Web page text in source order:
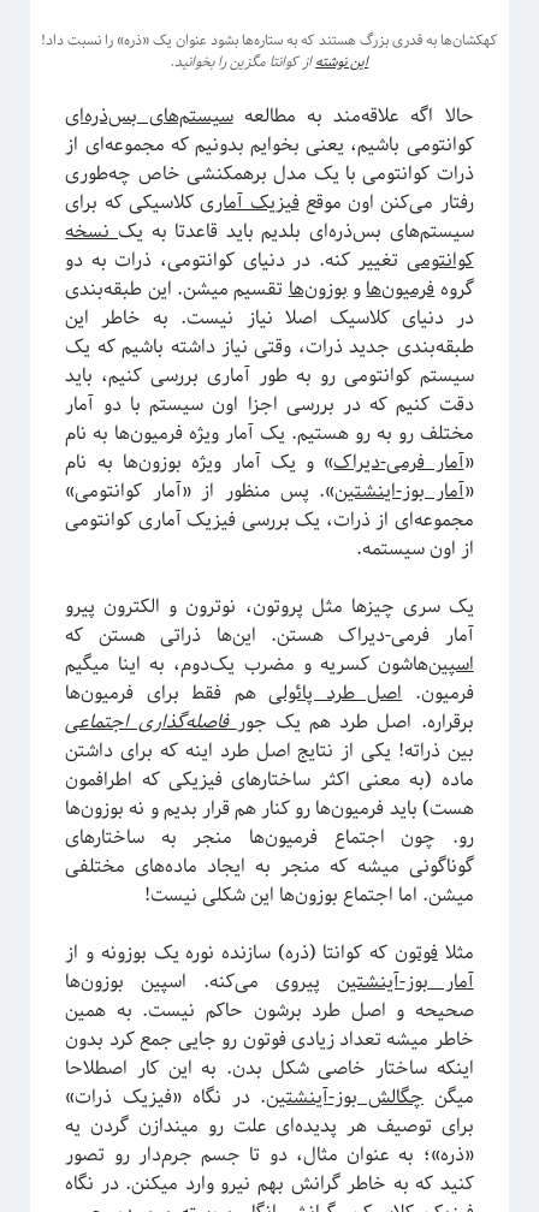
سیستم‌های پیچیده: «ماهیت و ویژگی‌»
یادگیری «سیستم‌های پیچیده» رو از کجا و چه‌طور آغاز کنیم؟!
آموزش آنلاین چه چیزی برای ما دارد؟!
مقدمه‌ای بر هندسه فرکتالی
ریچارد فاینمن؛ چهره‌ترین چهره!
معرفی کتاب و دوره برای دانشجویان سال اول علوم‌پایه و مهندسی
فیزیک خوش‌مزه یا آشپزی ملوکولی
در رویارویی با علم و مسئله ترویج آن
آیا باید دکتری بخونم؟!
تجربه شخصی در کارهای مربوط به تحلیل داده در بازار و نه دانشگاه!
کنکوری‌ها حواستان باشد جوگیر نشوید؛ در علم جایی برای جوگیرها نیست!
روایتگری در علم
ریچارد فاینمن، فیزیک‌دان تاثیرگذار قرن گذشته
پروژه پیچیدگی برای همه
کهکشان‌ها به قدری بزرگ هستند که به ستاره‌ها بشود عنوان یک «ذره» را نسبت داد!
این نوشتهاز کوانتا مگزین را بخوانید.
حالا اگه علاقه‌مند به مطالعهسیستم‌های بس‌ذره‌ای
کوانتومی باشیم، یعنی بخوایم بدونیم که مجموعه‌ای از
ذرات کوانتومی با یک مدل برهمکنشی خاص چه‌طوری
رفتار می‌کنن اون موقعفیزیک آماریکلاسیکی که برای
سیستم‌های بس‌ذره‌ای بلدیم باید قاعدتا به یکنسخه‌
کوانتومی تغییر کنه. در دنیای کوانتومی، ذرات به دو
گروهفرمیون‌هاوبوزون‌هاتقسیم میشن. این طبقه‌بندی
در دنیای کلاسیک اصلا نیاز نیست. به خاطر این
طبقه‌بندی جدید ذرات، وقتی نیاز داشته باشیم که یک
سیستم‌ کوانتومی رو به طور آماری بررسی کنیم، باید
دقت کنیم که در بررسی اجزا اون سیستم با دو آمار
مختلف رو به رو هستیم. یک آمار ویژه فرمیون‌ها به نام
«آمار فرمی-دیراک» و یک آمار ویژه بوزون‌ها به نام
«آمار بوز-اینشتین». پس منظور از «آمار کوانتومی»
مجموعه‌ای از ذرات، یک بررسی فیزیک آماری کوانتومی
از اون سیستمه.
یک سری چیزها مثل پروتون، نوترون و الکترون پیرو
آمار فرمی-دیراک هستن. این‌ها ذراتی هستن که
اسپین‌هاشون کسریه و مضرب یک‌دوم، به اینا میگیم
فرمیون.اصل طرد پائولیهم فقط برای فرمیون‌ها
برقراره. اصل طرد هم یک جور فاصله‌گذاری اجتماعی
بین ذراته! یکی از نتایج اصل طرد اینه که برای داشتن
ماده (به معنی اکثر ساختارهای فیزیکی که اطرافمون
هست) باید فرمیون‌ها رو کنار هم قرار بدیم و نه بوزون‌ها
رو. چون اجتماع فرمیون‌ها منجر به ساختارهای
گوناگونی میشه که منجر به ایجاد ماده‌های مختلفی
میشن. اما اجتماع بوزون‌ها این شکلی نیست!
مثلافوتون که کوانتا (ذره) سازنده نوره یک بوزونه و از
آمار بوز-آینشتین پیروی می‌کنه. اسپین بوزون‌ها
صحیحه و اصل طرد برشون حاکم نیست. به همین
خاطر میشه تعداد زیادی فوتون رو جایی جمع کرد بدون
اینکه ساختار خاصی شکل بدن. به این کار اصطلاحا
میگنچگالش بوز-آینشتین. در نگاه «فیزیک ذرات»
برای توصیف هر پدیده‌ای علت رو میندازن گردن یه
«ذره»؛ به عنوان مثال، دو تا جسم جرم‌دار رو تصور
کنید که به خاطر گرانش بهم نیرو وارد میکنن. در نگاه